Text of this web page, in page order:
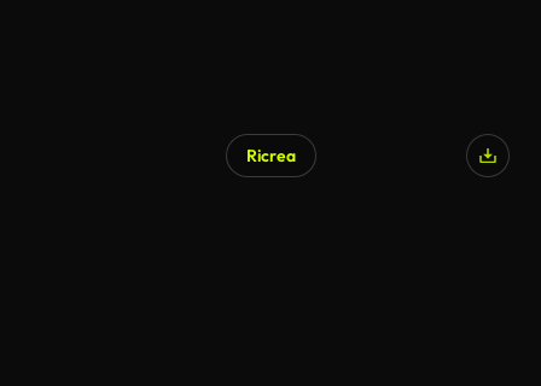
Ricrea